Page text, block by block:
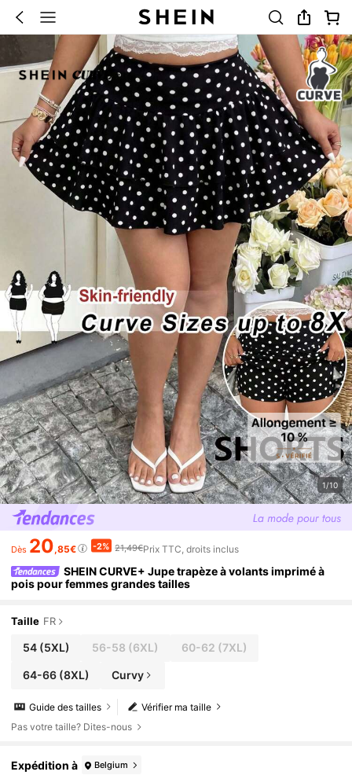
1/10
Dès 20,85€ -2% 21,49€Prix TTC, droits inclus
SHEIN CURVE+ Jupe trapèze à volants imprimé à
pois pour femmes grandes tailles
Taille FR
54(5XL) 56-58 (6XL) 60-62 (7XL)
64-66(8XL) Curvy
Vérifier ma taille
Guide des tailles
Pas votre taille? Dites-nous
Expédition à Belgium